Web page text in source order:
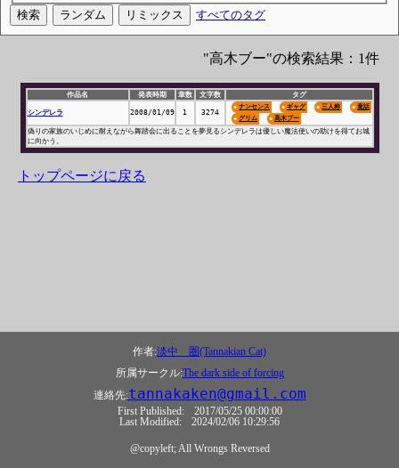
すべてのタグ
"高木ブー"の検索結果：1件
作品名 発表時期 章数 文字数 タグ
シンデレラ 2008/01/09 1 3274
ナンセンス ギャグ 三人称
童話
グリム
高木ブー
偽りの家族のいじめに耐えながら舞踏会に出ることを夢見るシンデレラは優しい魔法使いの助けを得てお城
に向かう。
トップページに戻る
作者:淡中 圏(Tannakian Cat)
所属サークル:The dark side of forcing
連絡先:tannakaken@gmail.com
First Published:
2017/05/25 00:00:00
Last Modified:
2024/02/06 10:29:56
@copyleft; All Wrongs Reversed